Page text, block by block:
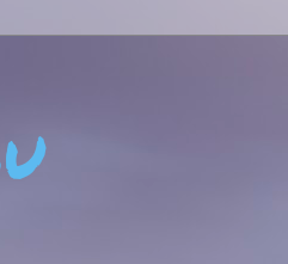
- ART DE VIVRE - BIEN-